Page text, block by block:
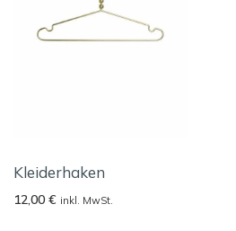
Kleiderhaken
12,00 € inkl. MwSt.